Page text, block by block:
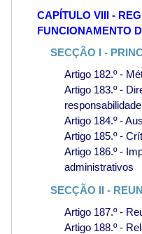
CAPÍTULO VIII -
FUNCIONAMENTO
SECÇÃO I -
Artigo 182.º -
Artigo 183.º -
Artigo 184.º -
Artigo 185.º -
Artigo 186.º -
administrativos
SECÇÃO II -
Artigo 187.º -
Artigo 188.º -